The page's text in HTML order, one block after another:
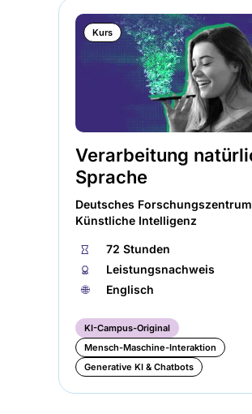
Kurs
Verarbeitung
Sprache
Deutsches
Künstliche Intelligenz
⏱
72 Stunden
🏅︎
Leistungsnachweis
🌐︎
Englisch
KI-Campus-Original
Mensch-Maschine-Interaktion
Generative KI & Chatbots